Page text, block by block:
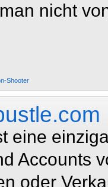
nicht
Shooter
eine
Accounts
oder